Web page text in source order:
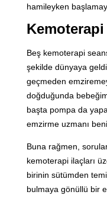
hamileyken
Kemoterapi
Beş kemoterapi
şekilde dünyaya
geçmeden
doğduğunda
başta pompa da
emzirme uzmanı
Buna rağmen,
kemoterapi ilaçları
birinin sütümden
bulmaya gönüllü bir